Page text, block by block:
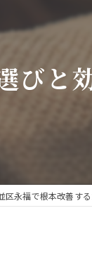
びと
区永福で根本改善す